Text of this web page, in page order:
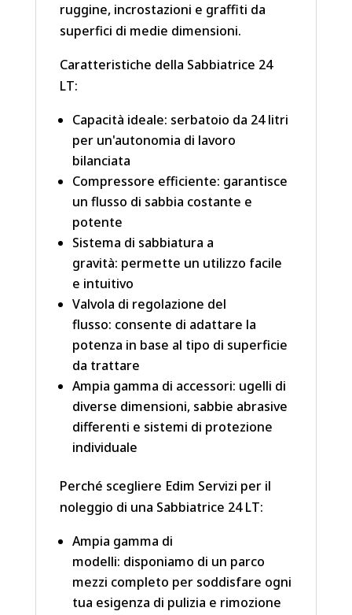
ruggine, incrostazioni e graffiti da
superfici di medie dimensioni.
Caratteristiche della Sabbiatrice 24
LT:
Capacità ideale: serbatoio da 24 litri
per un'autonomia di lavoro
bilanciata
Compressore efficiente: garantisce
un flusso di sabbia costante e
potente
Sistema di sabbiatura a
gravità: permette un utilizzo facile
e intuitivo
Valvola di regolazione del
flusso: consente di adattare la
potenza in base al tipo di superficie
da trattare
Ampia gamma di accessori: ugelli di
diverse dimensioni, sabbie abrasive
differenti e sistemi di protezione
individuale
Perché scegliere Edim Servizi per il
noleggio di una Sabbiatrice 24 LT:
Ampia gamma di
modelli: disponiamo di un parco
mezzi completo per soddisfare ogni
tua esigenza di pulizia e rimozione